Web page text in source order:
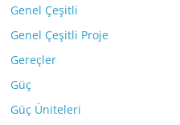
Genel Çeşitli
Genel Çeşitli Proje
Gereçler
Güç
Güç Üniteleri